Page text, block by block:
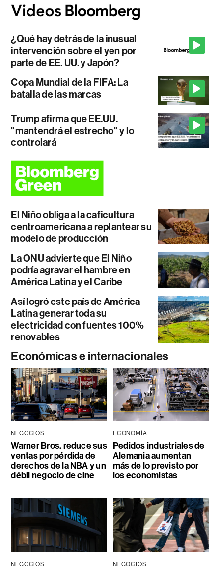
¿Qué hay detrás de la inusual
intervención sobre el yen por
parte de EE. UU. y Japón?
Copa Mundial de la FIFA: La
batalla de las marcas
Trump afirma que EE.UU.
"mantendrá el estrecho" y lo
controlará
El Niño obliga a la caficultura
centroamericana a replantear su
modelo de producción
La ONU advierte que El Niño
podría agravar el hambre en
América Latina y el Caribe
Así logró este país de América
Latina generar toda su
electricidad con fuentes 100%
renovables
Económicas e internacionales
NEGOCIOS
Warner Bros. reduce sus
ventas por pérdida de
derechos de la NBA y un
débil negocio de cine
ECONOMÍA
Pedidos industriales de
Alemania aumentan
más de lo previsto por
los economistas
NEGOCIOS NEGOCIOS